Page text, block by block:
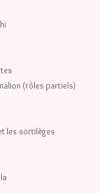
(rôles partiels)
les sortilèges